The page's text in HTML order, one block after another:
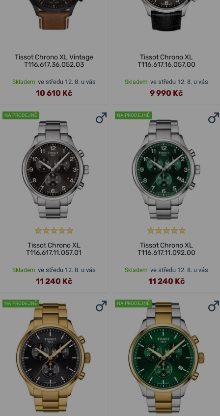
Tissot Chrono XL Vintage
T116.617.36.052.03
Skladem ve středu 12. 8. u vás
10 610 Kč
Tissot Chrono XL
T116.617.16.057.00
Skladem ve středu 12. 8. u vás
9 990 Kč
NA PRODEJNĚ
Tissot Chrono XL
T116.617.11.057.01
Skladem ve středu 12. 8. u vás
11 240 Kč
NA PRODEJNĚ
Tissot Chrono XL
T116.617.11.092.00
Skladem ve středu 12. 8. u vás
11 240 Kč
NA PRODEJNĚ NA PRODEJNĚ